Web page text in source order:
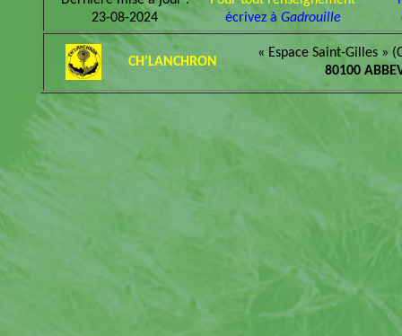
23-08-2024
écrivez à Gadrouille
CH’LANCHRON
« Espace Saint-Gilles »
80100